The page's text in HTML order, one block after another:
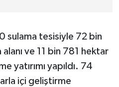
sulama tesisiyle 72 bin
ve 11 bin 781 hektar
yatırımı yapıldı. 74
içi geliştirme